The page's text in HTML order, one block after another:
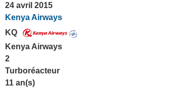
24 avril 2015
Kenya Airways
KQ
Kenya Airways
2
Turboréacteur
11 an(s)